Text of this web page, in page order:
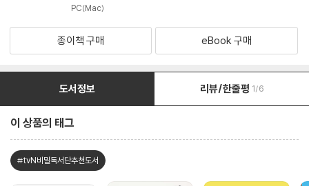
PC(Mac)
종이책 구매 eBook 구매
도서정보 리뷰/한줄평 1/6
이 상품의 태그
#tvN비밀독서단추천도서